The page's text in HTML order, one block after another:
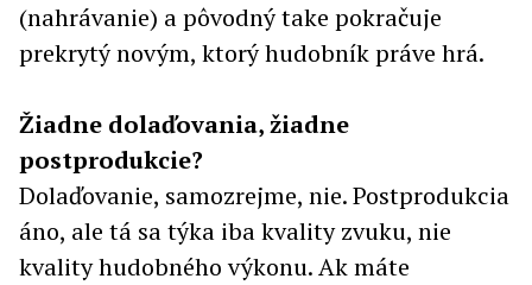
(nahrávanie) a pôvodný take pokračuje
prekrytý novým, ktorý hudobník práve hrá.
Žiadne dolaďovania, žiadne
postprodukcie?
Dolaďovanie, samozrejme, nie. Postprodukcia
áno, ale tá sa týka iba kvality zvuku, nie
kvality hudobného výkonu. Ak máte